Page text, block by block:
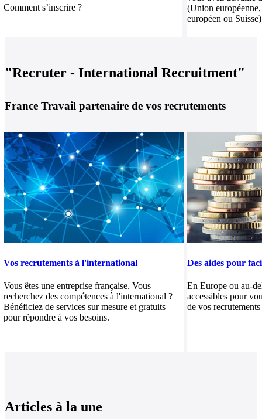
Comment s’inscrire ?
(Union
européen ou
"Recruter - International Recruitment"
France Travail partenaire de vos recrutements
Vos recrutements à l'international
Vous êtes une entreprise française. Vous
recherchez des compétences à l'international ?
Bénéficiez de services sur mesure et gratuits
pour répondre à vos besoins.
Des aides pour
En Europe ou au-
accessibles pour
de vos recrutements
Articles à la une